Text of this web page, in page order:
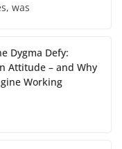
was
Dygma Defy:
Attitude – and Why
Working